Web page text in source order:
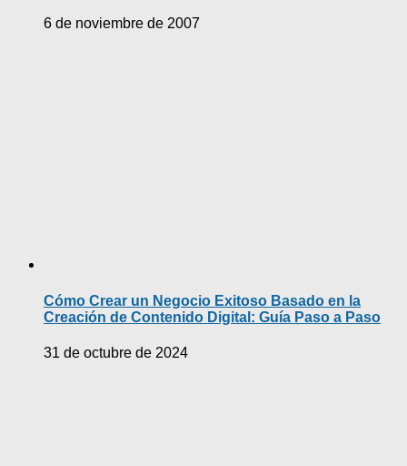
6 de noviembre de 2007
Cómo Crear un Negocio Exitoso Basado en la
Creación de Contenido Digital: Guía Paso a Paso
31 de octubre de 2024